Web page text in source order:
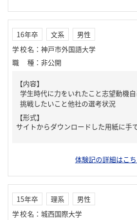
16年卒 文系
男性
学校名 ： 神戸市外国語大学
職種 ： 非公開
【内容】
学生時代に力をいれたこと志望動機
挑戦したいこと他社の選考状況
【形式】
サイトからダウンロードした用紙に手
体験記の詳細はこ
15年卒 理系
男性
学校名 ： 城西国際大学